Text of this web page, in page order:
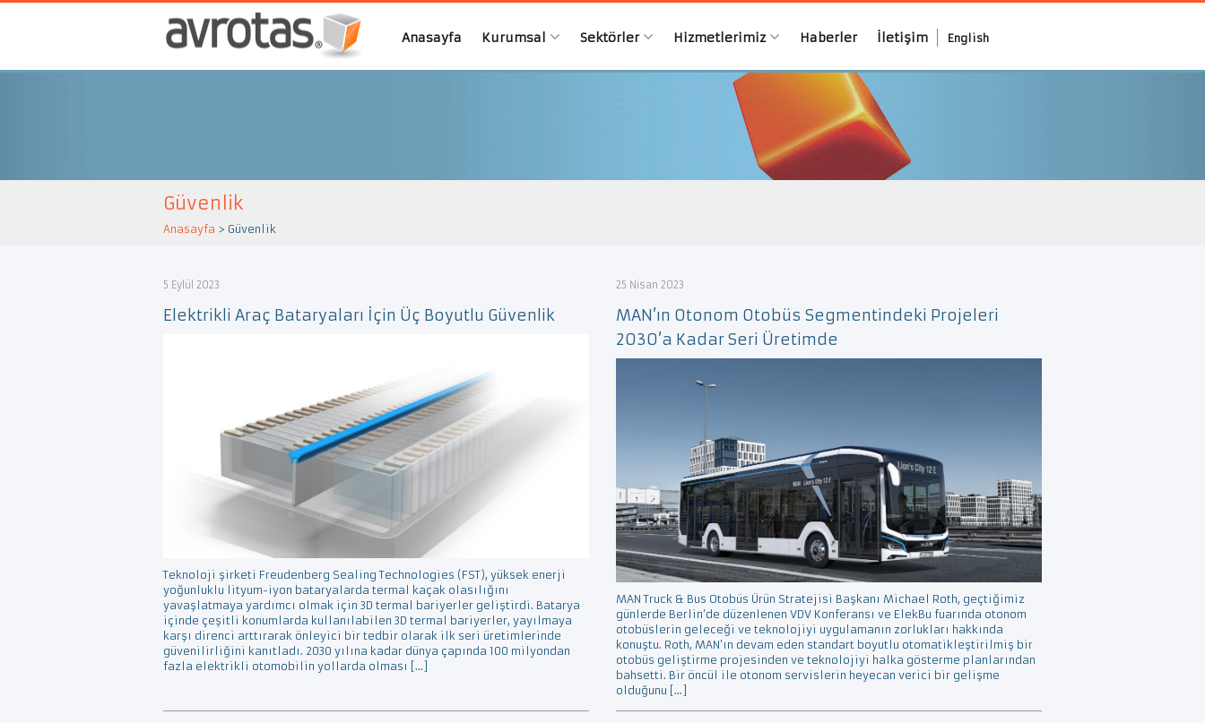
Anasayfa Kurumsal Sektörler Hizmetlerimiz Haberler İletişim English
Güvenlik
Anasayfa > Güvenlik
5 Eylül 2023
Elektrikli Araç Bataryaları İçin Üç Boyutlu Güvenlik
Teknoloji şirketi Freudenberg Sealing Technologies (FST), yüksek enerji
yoğunluklu lityum-iyon bataryalarda termal kaçak olasılığını
yavaşlatmaya yardımcı olmak için 3D termal bariyerler geliştirdi. Batarya
içinde çeşitli konumlarda kullanılabilen 3D termal bariyerler, yayılmaya
karşı direnci arttırarak önleyici bir tedbir olarak ilk seri üretimlerinde
güvenilirliğini kanıtladı. 2030 yılına kadar dünya çapında 100 milyondan
fazla elektrikli otomobilin yollarda olması […]
25 Nisan 2023
MAN’ın Otonom Otobüs Segmentindeki Projeleri
2030’a Kadar Seri Üretimde
MAN Truck & Bus Otobüs Ürün Stratejisi Başkanı Michael Roth, geçtiğimiz
günlerde Berlin’de düzenlenen VDV Konferansı ve ElekBu fuarında otonom
otobüslerin geleceği ve teknolojiyi uygulamanın zorlukları hakkında
konuştu. Roth, MAN’ın devam eden standart boyutlu otomatikleştirilmiş bir
otobüs geliştirme projesinden ve teknolojiyi halka gösterme planlarından
bahsetti. Bir öncül ile otonom servislerin heyecan verici bir gelişme
olduğunu […]